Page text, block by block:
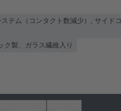
テム（コンタクト数減少）, サイドコ
ク製、ガラス繊維入り